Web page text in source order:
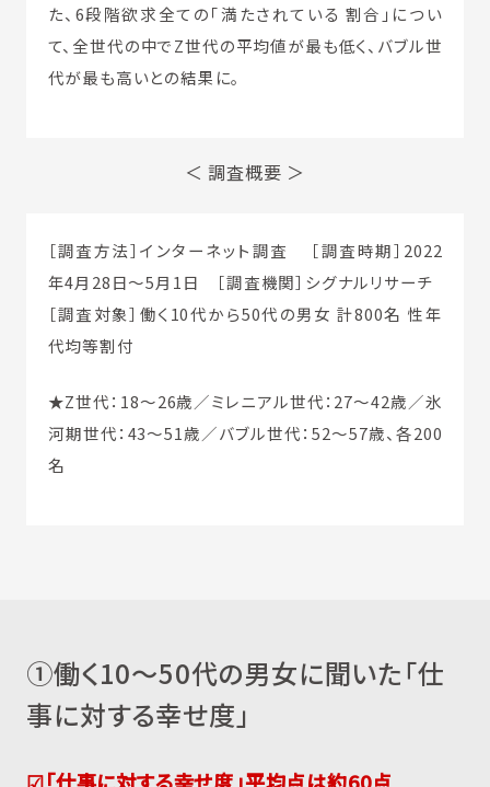
た、6段階欲求全ての「満たされている 割合」につい
て、全世代の中でZ世代の平均値が最も低く、バブル世
代が最も高いとの結果に。
＜ 調査概要 ＞
［調査方法］インターネット調査 ［調査時期］2022
年4月28日～5月1日 ［調査機関］シグナルリサーチ
［調査対象］働く10代から50代の男女 計800名 性年
代均等割付
★Z世代：18～26歳／ミレニアル世代：27～42歳／氷
河期世代：43～51歳／バブル世代：52～57歳、各200
名
①働く10～50代の男女に聞いた「仕
事に対する幸せ度」